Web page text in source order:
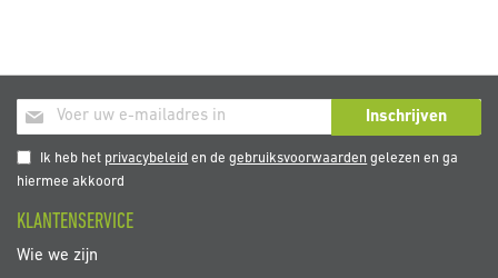
Abonneer
u
op
onze
Inschrijven
Ik heb het privacybeleid en degebruiksvoorwaarden gelezen en ga
hiermee akkoord
KLANTENSERVICE
Wie we zijn